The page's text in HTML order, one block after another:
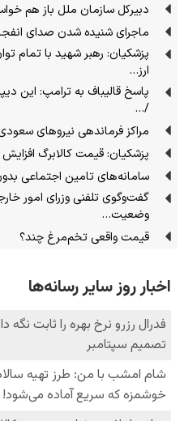
دبیرکل سازمان ملل باز هم
ماجرای شنیده شدن صدای
پزشکیان: رهبر شهید با تمام
ارز…
پاسخ قالیباف به ترامپ: این
/…
مراکز فرماندهی نیروهای
پزشکیان: قیمت کالابرگ
سامانه‌های تامین اجتماعی
گفت‌وگوی تلفنی وزرای امور
وضعیت…
قیمت واقعی تخم‌مرغ چند؟